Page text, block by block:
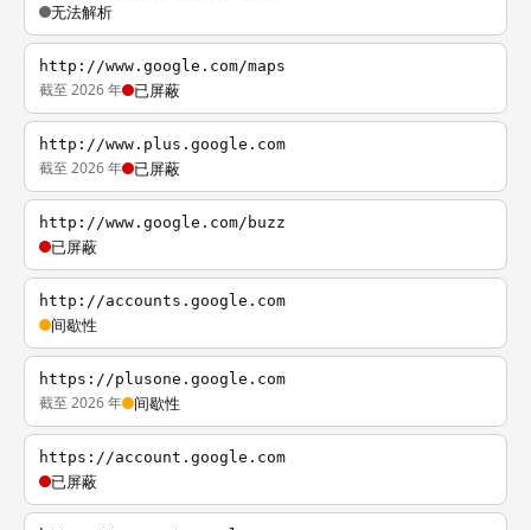
无法解析
http://www.google.com/maps
截至 2026 年 已屏蔽
http://www.plus.google.com
截至 2026 年 已屏蔽
http://www.google.com/buzz
已屏蔽
http://accounts.google.com
间歇性
https://plusone.google.com
截至 2026 年 间歇性
https://account.google.com
已屏蔽